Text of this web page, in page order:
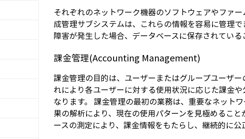
それぞれのネットワーク機器のソフトウェアやファ
成管理サブシステムは、これらの情報を容易に管理
障害が発生した場合、データベースに保存されてい
課金管理(Accounting Management)
課金管理の目的は、ユーザーまたはグループユーザ
れにより各ユーザーに対する使用状況に応じた課金
なります。 課金管理の最初の業務は、重要なネット
果の解析により、現在の使用パターンを見極めるこ
ースの測定により、課金情報をもたらし、継続的に